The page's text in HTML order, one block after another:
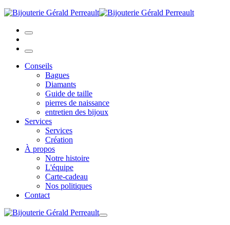
Conseils
Bagues
Diamants
Guide de taille
pierres de naissance
entretien des bijoux
Services
Services
Création
À propos
Notre histoire
L'équipe
Carte-cadeau
Nos politiques
Contact